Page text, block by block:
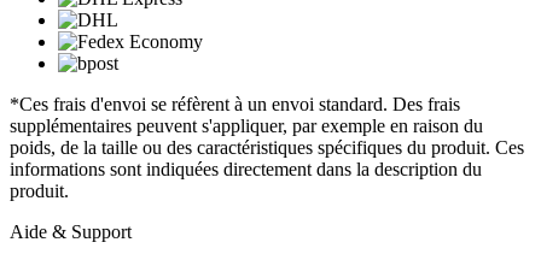
*Ces frais d'envoi se réfèrent à un envoi standard. Des frais
supplémentaires peuvent s'appliquer, par exemple en raison du
poids, de la taille ou des caractéristiques spécifiques du produit. Ces
informations sont indiquées directement dans la description du
produit.
Aide & Support